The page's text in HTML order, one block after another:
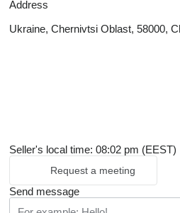
Address
Ukraine, Chernivtsi Oblast, 58000,
Seller's local time: 08:02 pm (EEST)
Request a meeting
Send message